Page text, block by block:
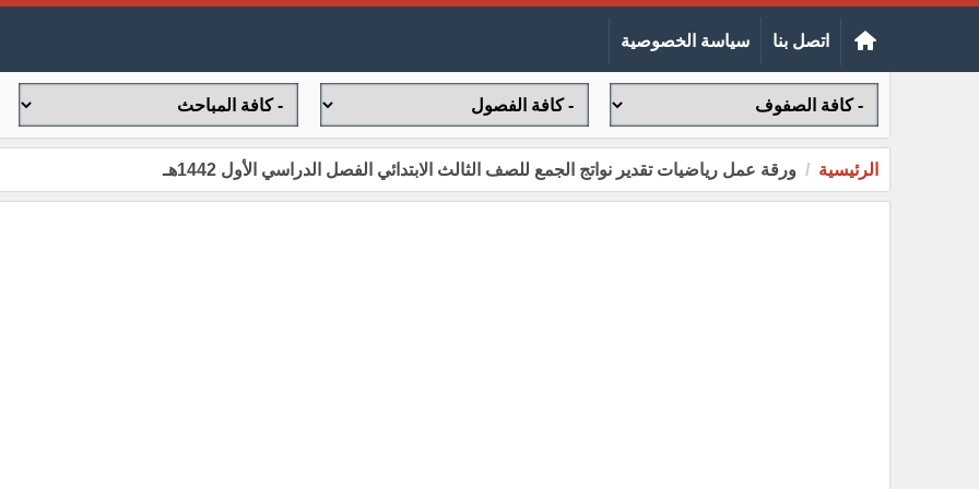
اتصل بنا سياسة الخصوصية
الرئيسية ورقة عمل رياضيات تقدير نواتج الجمع للصف الثالث الابتدائي الفصل الدراسي الأول 1442هـ